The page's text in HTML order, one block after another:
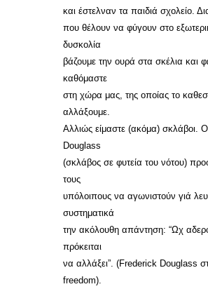
και έστελναν τα παιδιά σχολείο.
που θέλουν να φύγουν στο
δυσκολία
βάζουμε την ουρά στα σκέλια και
καθόμαστε
στη χώρα μας, της οποίας το
αλλάξουμε.
Αλλιώς είμαστε (ακόμα) σκλάβοι.
Douglass
(σκλάβος σε φυτεία του νότου)
τους
υπόλοιπους να αγωνιστούν γιά
συστηματικά
την ακόλουθη απάντηση: “Ωχ
πρόκειται
να αλλάξει”. (Frederick Douglass
freedom).